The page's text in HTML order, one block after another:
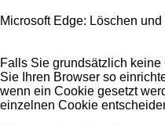
Microsoft Edge: Löschen
Falls Sie grundsätzlich
Sie Ihren Browser so
wenn ein Cookie gesetzt
einzelnen Cookie